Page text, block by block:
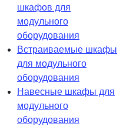
шкафов для
модульного
оборудования
Встраиваемые шкафы
для модульного
оборудования
Навесные шкафы для
модульного
оборудования